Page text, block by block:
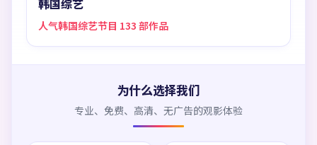
韩国综艺
人气韩国综艺节目 133 部作品
为什么选择我们
专业、免费、高清、无广告的观影体验